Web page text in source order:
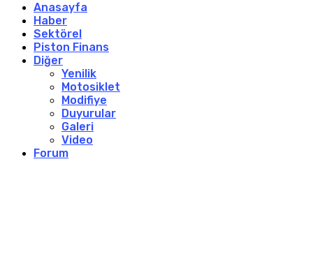
Anasayfa
Haber
Sektörel
Piston Finans
Diğer
Yenilik
Motosiklet
Modifiye
Duyurular
Galeri
Video
Forum